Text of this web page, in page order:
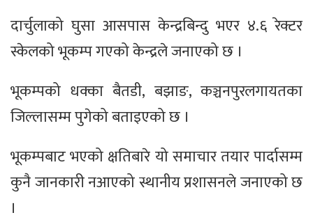
दार्चुलाको घुसा आसपास केन्द्रबिन्दु भएर ४.६ रेक्टर
स्केलको भूकम्प गएको केन्द्रले जनाएको छ ।
भूकम्पको धक्का बैतडी, बझाङ, कञ्चनपुरलगायतका
जिल्लासम्म पुगेको बताइएको छ ।
भूकम्पबाट भएको क्षतिबारे यो समाचार तयार पार्दासम्म
कुनै जानकारी नआएको स्थानीय प्रशासनले जनाएको छ
।